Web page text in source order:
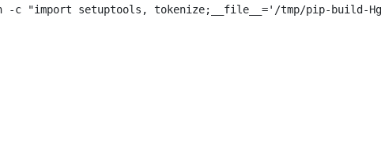
-c "import setuptools, tokenize;__file__='/tmp/pip-